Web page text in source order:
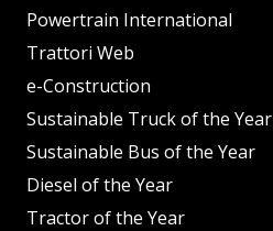
Powertrain International
Trattori Web
e-Construction
Sustainable Truck of the Year
Sustainable Bus of the Year
Diesel of the Year
Tractor of the Year